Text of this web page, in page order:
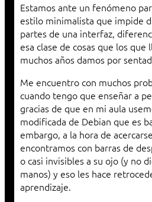
Estamos ante un fenómeno
estilo minimalista que impide
partes de una interfaz,
esa clase de cosas que los
muchos años damos por
Me encuentro con muchos
cuando tengo que enseñar a
gracias de que en mi aula
modificada de Debian que es
embargo, a la hora de
encontramos con barras de
o casi invisibles a su ojo (y no
manos) y eso les hace
aprendizaje.